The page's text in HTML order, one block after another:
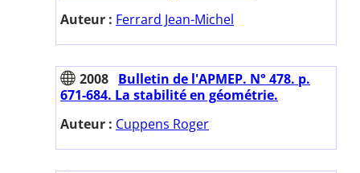
Auteur : Ferrard Jean-Michel
2008 Bulletin de l'APMEP. N° 478. p.
671-684. La stabilité en géométrie.
Auteur : Cuppens Roger